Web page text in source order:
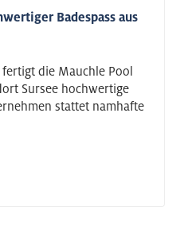
Badespass aus
die Mauchle Pool
Sursee hochwertige
stattet namhafte